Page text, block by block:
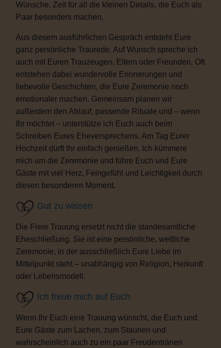
Wünsche. Zeit für all die kleinen Details, die Euch als
Paar besonders machen.
Aus diesem ausführlichen Gespräch entsteht Eure
ganz persönliche Traurede. Auf Wunsch spreche ich
auch mit Euren Trauzeugen, Eltern oder Freunden. Oft
entstehen dabei wundervolle Erinnerungen und
liebevolle Geschichten, die Eure Zeremonie noch
emotionaler machen. Gemeinsam planen wir
außerdem den Ablauf, passende Rituale und – wenn
Ihr möchtet – unterstütze ich Euch auch beim
Schreiben Eures Eheversprechens. Am Tag Eurer
Hochzeit dürft Ihr einfach genießen. Ich kümmere
mich um die Zeremonie und führe Euch und Eure
Gäste mit viel Herz, Feingefühl und Leichtigkeit durch
diesen besonderen Moment.
Gut zu wissen
Die Freie Trauung ersetzt nicht die standesamtliche
Eheschließung. Sie ist eine persönliche, weltliche
Zeremonie, in der ausschließlich Eure Liebe im
Mittelpunkt steht – unabhängig von Religion, Herkunft
oder Lebensmodell.
Ich freue mich auf Euch
Wenn Ihr Euch eine Trauung wünscht, die Euch und
Eure Gäste zum Lachen, zum Staunen und
wahrscheinlich auch zu ein paar Freudentränen